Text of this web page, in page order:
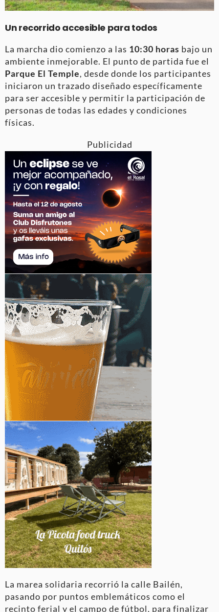
Un recorrido accesible para todos
La marcha dio comienzo a las 10:30 horas bajo un
ambiente inmejorable. El punto de partida fue el
Parque El Temple, desde donde los participantes
iniciaron un trazado diseñado específicamente
para ser accesible y permitir la participación de
personas de todas las edades y condiciones
físicas.
Publicidad
La marea solidaria recorrió la calle Bailén,
pasando por puntos emblemáticos como el
recinto ferial y el campo de fútbol, para finalizar